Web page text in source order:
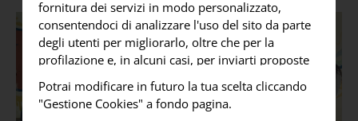
fornitura dei servizi in modo personalizzato,
consentendoci di analizzare l'uso del sito da parte
degli utenti per migliorarlo, oltre che per la
profilazione e, in alcuni casi, per inviarti proposte
o messaggi pubblicitari. Puoi accettare tutti i
cookie da noi utilizzati, o utilizzati da servizi di
terze parti che compaiono sulle pagine di questo
Potrai modificare in futuro la tua scelta cliccando
"Gestione Cookies" a fondo pagina.